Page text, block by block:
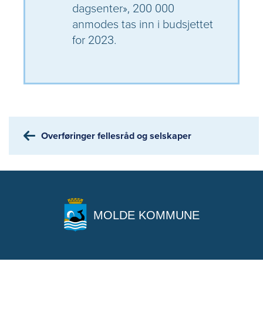
dagsenter», 200 000
anmodes tas inn i budsjettet
for 2023.
Overføringer fellesråd og selskaper
MOLDE KOMMUNE